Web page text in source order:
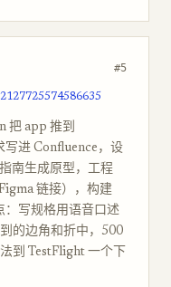
#5
把 app 推到
写进 Confluence，设
南生成原型，工程
链接），构建
：写规格用语音口述
的边角和折中，500
到 TestFlight 一个下